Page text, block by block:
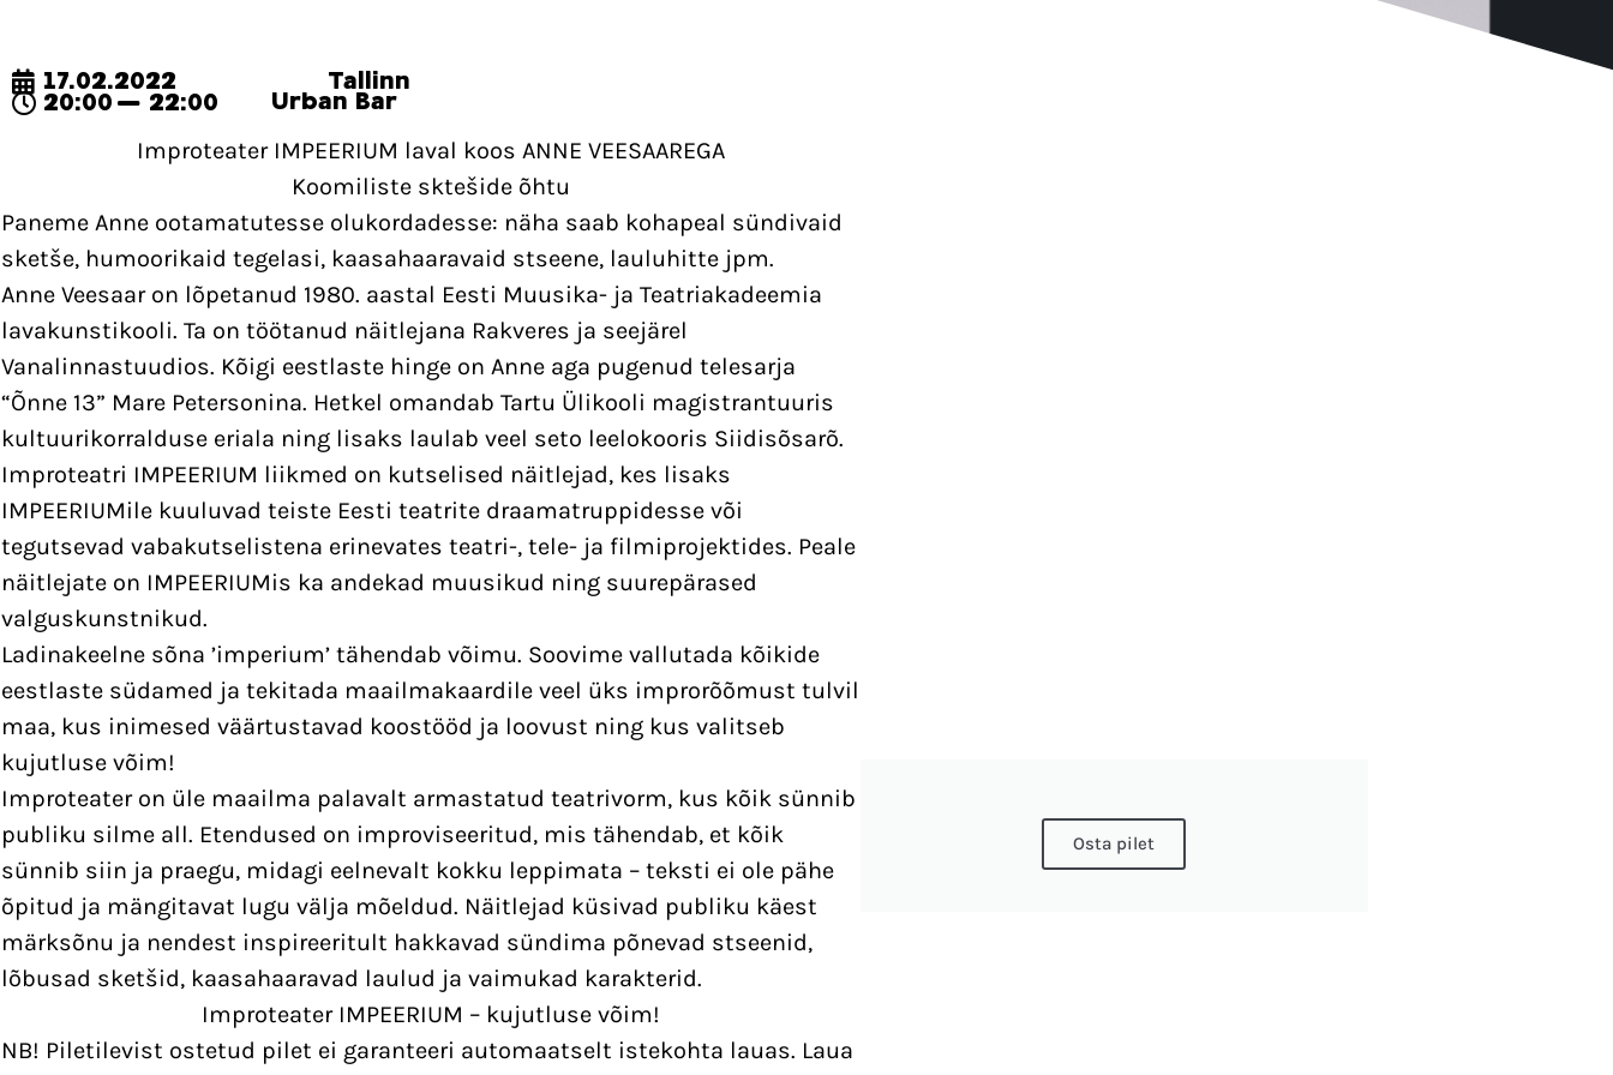
17.02.2022 Tallinn
20:00 22:00 Urban Bar
Improteater IMPEERIUM laval koos ANNE VEESAAREGA
Koomiliste sktešide õhtu
Paneme Anne ootamatutesse olukordadesse: näha saab kohapeal sündivaid
sketše, humoorikaid tegelasi, kaasahaaravaid stseene, lauluhitte jpm.
Anne Veesaar on lõpetanud 1980. aastal Eesti Muusika- ja Teatriakadeemia
lavakunstikooli. Ta on töötanud näitlejana Rakveres ja seejärel
Vanalinnastuudios. Kõigi eestlaste hinge on Anne aga pugenud telesarja
“Õnne 13” Mare Petersonina. Hetkel omandab Tartu Ülikooli magistrantuuris
kultuurikorralduse eriala ning lisaks laulab veel seto leelokooris Siidisõsarõ.
Improteatri IMPEERIUM liikmed on kutselised näitlejad, kes lisaks
IMPEERIUMile kuuluvad teiste Eesti teatrite draamatruppidesse või
tegutsevad vabakutselistena erinevates teatri-, tele- ja filmiprojektides. Peale
näitlejate on IMPEERIUMis ka andekad muusikud ning suurepärased
valguskunstnikud.
Ladinakeelne sõna ’imperium’ tähendab võimu. Soovime vallutada kõikide
eestlaste südamed ja tekitada maailmakaardile veel üks improrõõmust tulvil
maa, kus inimesed väärtustavad koostööd ja loovust ning kus valitseb
kujutluse võim!
Improteater on üle maailma palavalt armastatud teatrivorm, kus kõik sünnib
publiku silme all. Etendused on improviseeritud, mis tähendab, et kõik
sünnib siin ja praegu, midagi eelnevalt kokku leppimata – teksti ei ole pähe
õpitud ja mängitavat lugu välja mõeldud. Näitlejad küsivad publiku käest
märksõnu ja nendest inspireeritult hakkavad sündima põnevad stseenid,
lõbusad sketšid, kaasahaaravad laulud ja vaimukad karakterid.
Improteater IMPEERIUM – kujutluse võim!
NB! Piletilevist ostetud pilet ei garanteeri automaatselt istekohta lauas. Laua
Osta pilet